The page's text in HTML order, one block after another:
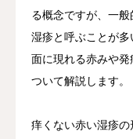
る概念ですが、一
湿疹と呼ぶことが
面に現れる赤みや
ついて解説します。
痒くない赤い湿疹の